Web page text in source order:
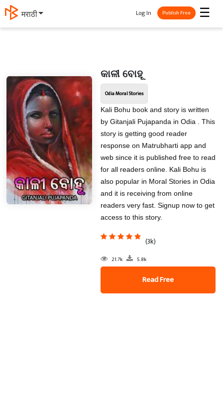
मराठी ☰
Log In Publish Free
କାଳୀ ବୋହୂ
Odia Moral Stories
Kali Bohu book and story is written
by Gitanjali Pujapanda in Odia . This
story is getting good reader
response on Matrubharti app and
web since it is published free to read
for all readers online. Kali Bohu is
also popular in Moral Stories in Odia
and it is receiving from online
readers very fast. Signup now to get
access to this story.
(3k)
21.7k 5.8k
Read Free